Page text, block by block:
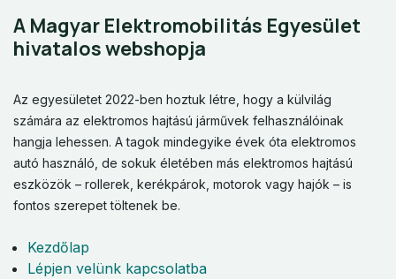
A Magyar Elektromobilitás Egyesület
hivatalos webshopja
Az egyesületet 2022-ben hoztuk létre, hogy a külvilág
számára az elektromos hajtású járművek felhasználóinak
hangja lehessen. A tagok mindegyike évek óta elektromos
autó használó, de sokuk életében más elektromos hajtású
eszközök – rollerek, kerékpárok, motorok vagy hajók – is
fontos szerepet töltenek be.
Kezdőlap
Lépjen velünk kapcsolatba